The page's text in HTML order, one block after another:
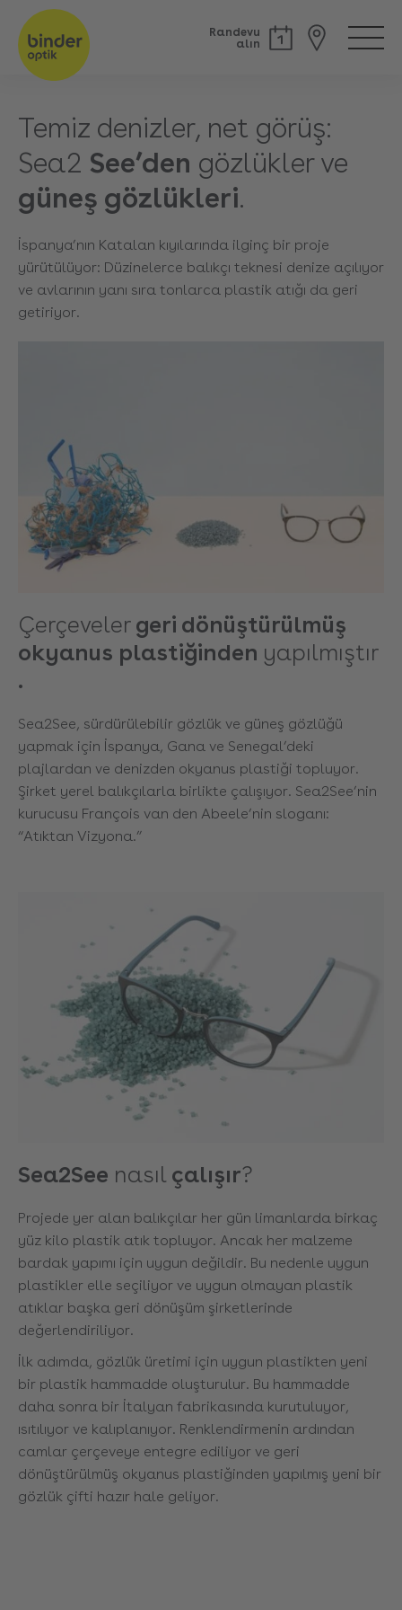
Randevu
alın
Temiz denizler, net görüş:
Sea2 See’den gözlükler ve
güneş gözlükleri.
İspanya’nın Katalan kıyılarında ilginç bir proje
yürütülüyor: Düzinelerce balıkçı teknesi denize açılıyor
ve avlarının yanı sıra tonlarca plastik atığı da geri
getiriyor.
Çerçeveler geri dönüştürülmüş
okyanus plastiğinden yapılmıştır
.
Sea2See, sürdürülebilir gözlük ve güneş gözlüğü
yapmak için İspanya, Gana ve Senegal’deki
plajlardan ve denizden okyanus plastiği topluyor.
Şirket yerel balıkçılarla birlikte çalışıyor. Sea2See’nin
kurucusu François van den Abeele’nin sloganı:
“Atıktan Vizyona.”
Sea2See nasıl çalışır?
Projede yer alan balıkçılar her gün limanlarda birkaç
yüz kilo plastik atık topluyor. Ancak her malzeme
bardak yapımı için uygun değildir. Bu nedenle uygun
plastikler elle seçiliyor ve uygun olmayan plastik
atıklar başka geri dönüşüm şirketlerinde
değerlendiriliyor.
İlk adımda, gözlük üretimi için uygun plastikten yeni
bir plastik hammadde oluşturulur. Bu hammadde
daha sonra bir İtalyan fabrikasında kurutuluyor,
ısıtılıyor ve kalıplanıyor. Renklendirmenin ardından
camlar çerçeveye entegre ediliyor ve geri
dönüştürülmüş okyanus plastiğinden yapılmış yeni bir
gözlük çifti hazır hale geliyor.